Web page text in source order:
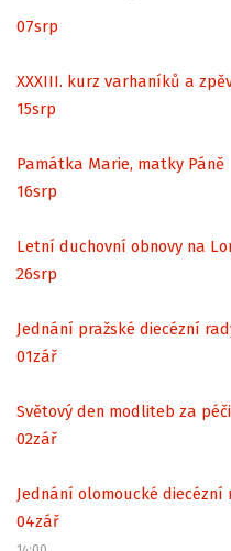
07srp
XXXIII. kurz varhaníků a
15srp
Památka Marie, matky Páně
16srp
Letní duchovní obnovy na
26srp
Jednání pražské diecézní
01zář
Světový den modliteb za
02zář
Jednání olomoucké diecézní
04zář